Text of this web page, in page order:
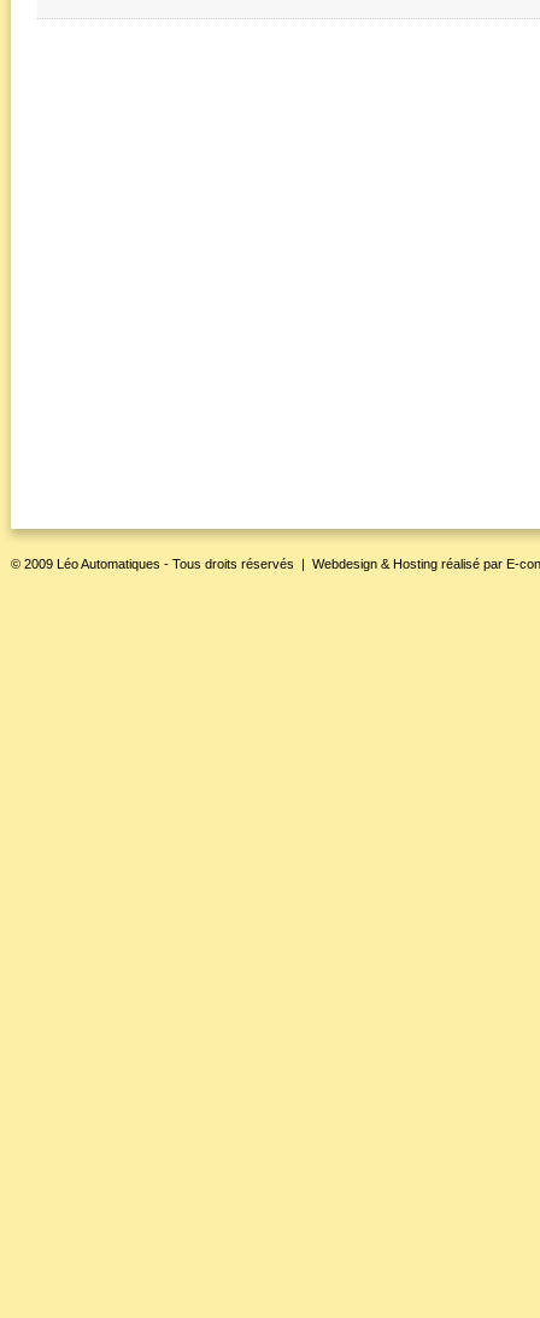
© 2009 Léo Automatiques - Tous droits réservés | Webdesign & Hosting réalisé par E-